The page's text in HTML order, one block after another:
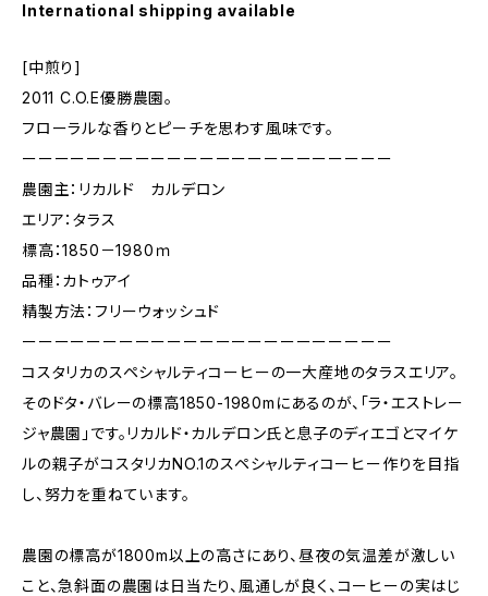
International shipping available
[中煎り]
2011 C.O.E優勝農園。
フローラルな香りとピーチを思わす風味です。
ーーーーーーーーーーーーーーーーーーーーーーー
農園主：リカルド カルデロン
エリア：タラス
標高：1850－1980ｍ
品種：カトゥアイ
精製方法：フリーウォッシュド
ーーーーーーーーーーーーーーーーーーーーーーー
コスタリカのスペシャルティコーヒーの一大産地のタラスエリア。
そのドタ・バレーの標高1850-1980mにあるのが、「ラ・エストレー
ジャ農園」です。リカルド・カルデロン氏と息子のディエゴとマイケ
ルの親子がコスタリカNO.1のスペシャルティコーヒー作りを目指
し、努力を重ねています。
農園の標高が1800m以上の高さにあり、昼夜の気温差が激しい
こと、急斜面の農園は日当たり、風通しが良く、コーヒーの実はじ